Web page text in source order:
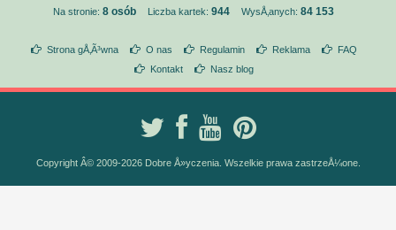
Na stronie: 8 osób Liczba kartek: 944 WysÅ‚anych: 84 153
Strona gÅ‚Ã³wna O nas Regulamin Reklama
FAQ
Kontakt
Nasz blog
Copyright Â© 2009-2026 Dobre Å»yczenia. Wszelkie prawa zastrzeÅ¼one.